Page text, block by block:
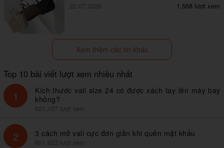
22.07.2026 1,568 lượt xem
Xem thêm các tin khác
Top 10 bài viết lượt xem nhiều nhất
1
Kích thước vali size 24 có được xách tay lên máy bay
không?
621,107 lượt xem
2 3 cách mở vali cực đơn giản khi quên mật khẩu
601,623 lượt xem